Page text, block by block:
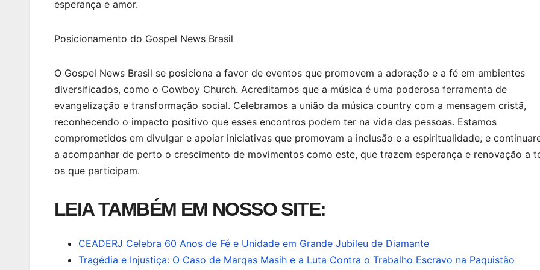
esperança e amor.
Posicionamento do Gospel News Brasil
O Gospel News Brasil se posiciona a favor de eventos que promovem a adoração e a fé em ambientes
diversificados, como o Cowboy Church. Acreditamos que a música é uma poderosa ferramenta de
evangelização e transformação social. Celebramos a união da música country com a mensagem cristã,
reconhecendo o impacto positivo que esses encontros podem ter na vida das pessoas. Estamos
comprometidos em divulgar e apoiar iniciativas que promovam a inclusão e a espiritualidade, e
a acompanhar de perto o crescimento de movimentos como este, que trazem esperança e renovação a
os que participam.
LEIA TAMBÉM EM NOSSO SITE:
CEADERJ Celebra 60 Anos de Fé e Unidade em Grande Jubileu de Diamante
Tragédia e Injustiça: O Caso de Marqas Masih e a Luta Contra o Trabalho Escravo na Paquistão